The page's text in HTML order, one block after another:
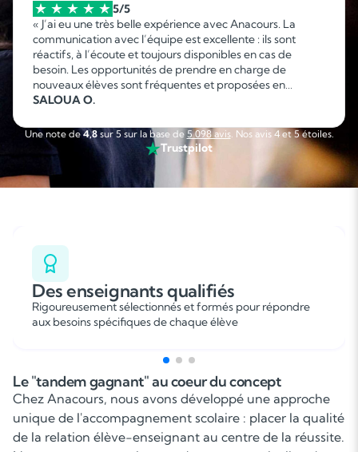
5/5
« J’ai eu une très belle expérience avec Anacours. La
communication avec l’équipe est excellente : ils sont
réactifs, à l’écoute et toujours disponibles en cas de
besoin. Les opportunités de prendre en charge de
nouveaux élèves sont fréquentes et proposées en
fonction de mes disponibilités, ce qui permet d’organiser
sérieuse, flexible et agréable que je recommande sans
hésitation. »
SALOUA O.
Une note de4,8sur 5 sur la base de 5 098 avis. Nos avis 4 et 5 étoiles.
Trustpilot
Des enseignants qualifiés
Rigoureusement sélectionnés et formés pour répondre
aux besoins spécifiques de chaque élève
Le "tandem gagnant" au coeur du concept
Chez Anacours, nous avons développé une approche
unique de l'accompagnement scolaire : placer la qualité
de la relation élève-enseignant au centre de la réussite.